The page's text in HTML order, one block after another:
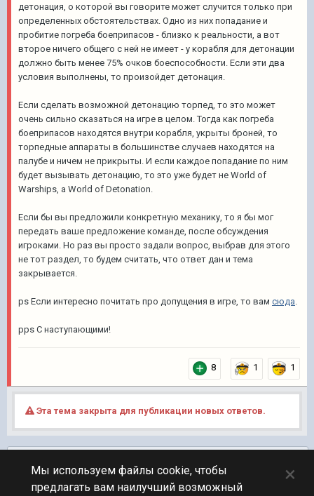
детонация, о которой вы говорите может случится только при
определенных обстоятельствах. Одно из них попадание и
пробитие погреба боеприпасов - близко к реальности, а вот
второе ничего общего с ней не имеет - у корабля для детонации
должно быть менее 75% очков боеспособности. Если эти два
условия выполнены, то произойдет детонация.
Если сделать возможной детонацию торпед, то это может
очень сильно сказаться на игре в целом. Тогда как погреба
боеприпасов находятся внутри корабля, укрыты броней, то
торпедные аппараты в большинстве случаев находятся на
палубе и ничем не прикрыты. И если каждое попадание по ним
будет вызывать детонацию, то это уже будет не World of
Warships, а World of Detonation.
Если бы вы предложили конкретную механику, то я бы мог
передать ваше предложение команде, после обсуждения
игроками. Но раз вы просто задали вопрос, выбрав для этого
не тот раздел, то будем считать, что ответ дан и тема
закрывается.
ps Если интересно почитать про допущения в игре, то вам сюда.
pps С наступающими!
8 1 1
Эта тема закрыта для публикации новых ответов.
Мы используем файлы cookie, чтобы
предлагать вам наилучший возможный
×